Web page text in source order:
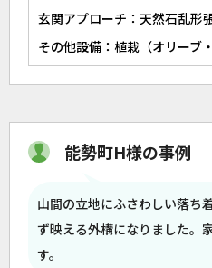
玄関アプローチ：天然石乱形
その他設備：植栽（オリーブ
能勢町H様の事例
山間の立地にふさわしい落ち
ず映える外構になりました。
す。